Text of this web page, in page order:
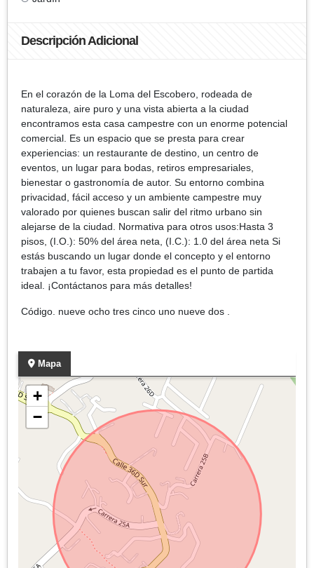
Descripción Adicional
En el corazón de la Loma del Escobero, rodeada de
naturaleza, aire puro y una vista abierta a la ciudad
encontramos esta casa campestre con un enorme potencial
comercial. Es un espacio que se presta para crear
experiencias: un restaurante de destino, un centro de
eventos, un lugar para bodas, retiros empresariales,
bienestar o gastronomía de autor. Su entorno combina
privacidad, fácil acceso y un ambiente campestre muy
valorado por quienes buscan salir del ritmo urbano sin
alejarse de la ciudad. Normativa para otros usos:Hasta 3
pisos, (I.O.): 50% del área neta, (I.C.): 1.0 del área neta Si
estás buscando un lugar donde el concepto y el entorno
trabajen a tu favor, esta propiedad es el punto de partida
ideal. ¡Contáctanos para más detalles!
Código. nueve ocho tres cinco uno nueve dos .
Mapa
+
−